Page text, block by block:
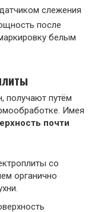
слежения
после
белым
получают путём
Имея
почти
со
органично